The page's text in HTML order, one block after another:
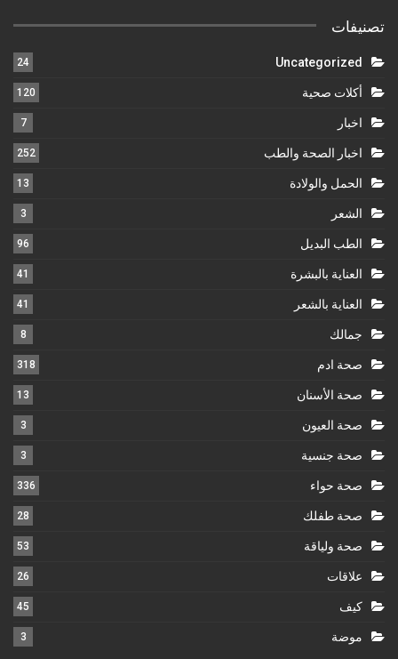
تصنيفات
Uncategorized
24
أكلات صحية 120
اخبار 7
اخبار الصحة والطب 252
الحمل والولادة 13
الشعر 3
الطب البديل 96
العناية بالبشرة 41
العناية بالشعر 41
جمالك 8
صحة ادم 318
صحة الأسنان 13
صحة العيون 3
صحة جنسية 3
صحة حواء 336
صحة طفلك 28
صحة ولياقة 53
علاقات 26
كيف 45
موضة 3